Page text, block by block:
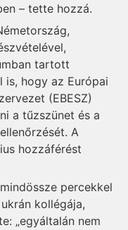
– tette hozzá.
tartott
hogy az Európai
(EBESZ)
a tűzszünet és a
A
hozzáférést
percekkel
kollégája,
„egyáltalán nem